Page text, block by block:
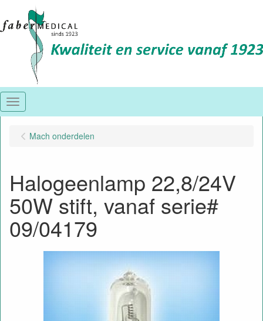
Menu
Mach onderdelen
Halogeenlamp 22,8/24V
50W stift, vanaf serie#
09/04179